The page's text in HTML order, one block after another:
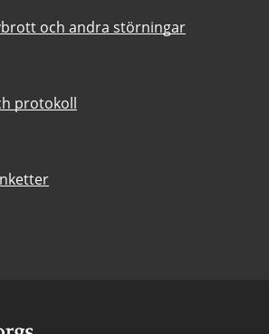
och andra störningar
protokoll